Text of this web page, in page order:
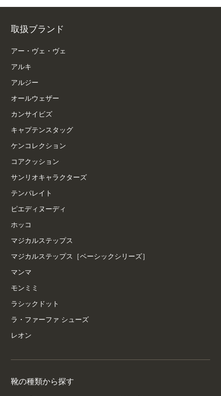
取扱ブランド
アー・ヴェ・ヴェ
アルキ
アルジー
オールウェザー
カンサイビズ
キャプテンスタッグ
ケンコレクション
コアクッション
サンリオキャラクターズ
テンパレイト
ピエディヌーディ
ホッコ
マジカルステップス
マジカルステップス［ベーシックシリーズ］
マンマ
モンミミ
ラシックドット
ラ・ファーファ シューズ
レオン
靴の種類から探す